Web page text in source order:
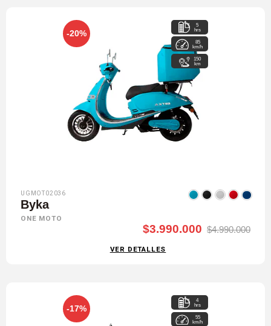
-20%
5
hrs
85
km/h
150
km
UGMOT02036
Byka
ONE MOTO
$3.990.000 $4.990.000
VER DETALLES
-17%
4
hrs
55
km/h